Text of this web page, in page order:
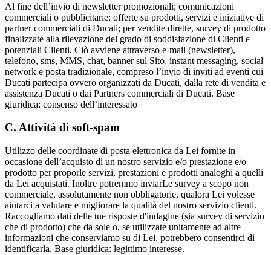
Al fine dell’invio di newsletter promozionali; comunicazioni
commerciali o pubblicitarie; offerte su prodotti, servizi e iniziative di
partner commerciali di Ducati; per vendite dirette, survey di prodotto
finalizzate alla rilevazione del grado di soddisfazione di Clienti e
potenziali Clienti. Ciò avviene attraverso e-mail (newsletter),
telefono, sms, MMS, chat, banner sul Sito, instant messaging, social
network e posta tradizionale, compreso l’invio di inviti ad eventi cui
Ducati partecipa ovvero organizzati da Ducati, dalla rete di vendita e
assistenza Ducati o dai Partners commerciali di Ducati. Base
giuridica: consenso dell’interessato
C. Attività di soft-spam
Utilizzo delle coordinate di posta elettronica da Lei fornite in
occasione dell’acquisto di un nostro servizio e/o prestazione e/o
prodotto per proporle servizi, prestazioni e prodotti analoghi a quelli
da Lei acquistati. Inoltre potremmo inviarLe survey a scopo non
commerciale, assolutamente non obbligatorie, qualora Lei volesse
aiutarci a valutare e migliorare la qualità del nostro servizio clienti.
Raccogliamo dati delle tue risposte d'indagine (sia survey di servizio
che di prodotto) che da sole o, se utilizzate unitamente ad altre
informazioni che conserviamo su di Lei, potrebbero consentirci di
identificarla. Base giuridica: legittimo interesse.